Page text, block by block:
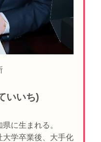
いいち)
に生まれる。
大学卒業後、大手化